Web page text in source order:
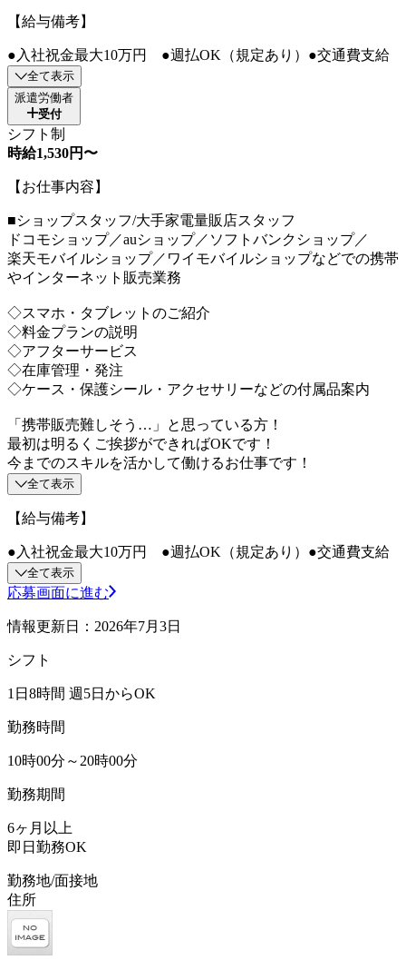
【給与備考】
●入社祝金最大10万円 ●週払OK（規定あり）●交通費支給
全て表示
派遣労働者
受付
シフト制
時給1,530円〜
【お仕事内容】
■ショップスタッフ/大手家電量販店スタッフ
ドコモショップ／auショップ／ソフトバンクショップ／
楽天モバイルショップ／ワイモバイルショップなどでの携帯
やインターネット販売業務
◇スマホ・タブレットのご紹介
◇料金プランの説明
◇アフターサービス
◇在庫管理・発注
◇ケース・保護シール・アクセサリーなどの付属品案内
「携帯販売難しそう…」と思っている方！
最初は明るくご挨拶ができればOKです！
今までのスキルを活かして働けるお仕事です！
全て表示
【給与備考】
●入社祝金最大10万円 ●週払OK（規定あり）●交通費支給
全て表示
応募画面に進む
情報更新日：2026年7月3日
シフト
1日8時間 週5日からOK
勤務時間
10時00分～20時00分
勤務期間
6ヶ月以上
即日勤務OK
勤務地/面接地
住所